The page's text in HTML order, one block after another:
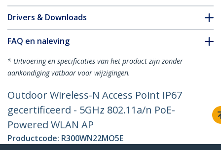
Drivers & Downloads
FAQ en naleving
* Uitvoering en specificaties van het product zijn zonder
aankondiging vatbaar voor wijzigingen.
Outdoor Wireless-N Access Point IP67
gecertificeerd - 5GHz 802.11a/n PoE-
Powered WLAN AP
Productcode: R300WN22MO5E